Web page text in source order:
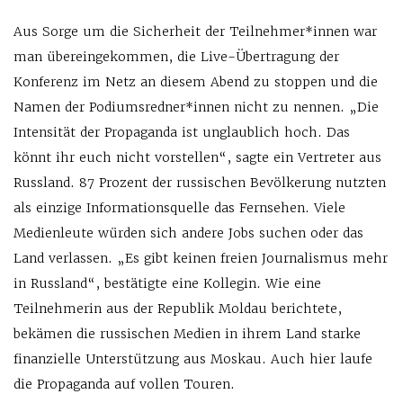
Aus Sorge um die Sicherheit der Teilnehmer*innen war
man übereingekommen, die Live-Übertragung der
Konferenz im Netz an diesem Abend zu stoppen und die
Namen der Podiumsredner*innen nicht zu nennen. „Die
Intensität der Propaganda ist unglaublich hoch. Das
könnt ihr euch nicht vorstellen“, sagte ein Vertreter aus
Russland. 87 Prozent der russischen Bevölkerung nutzten
als einzige Informationsquelle das Fernsehen. Viele
Medienleute würden sich andere Jobs suchen oder das
Land verlassen. „Es gibt keinen freien Journalismus mehr
in Russland“, bestätigte eine Kollegin. Wie eine
Teilnehmerin aus der Republik Moldau berichtete,
bekämen die russischen Medien in ihrem Land starke
finanzielle Unterstützung aus Moskau. Auch hier laufe
die Propaganda auf vollen Touren.